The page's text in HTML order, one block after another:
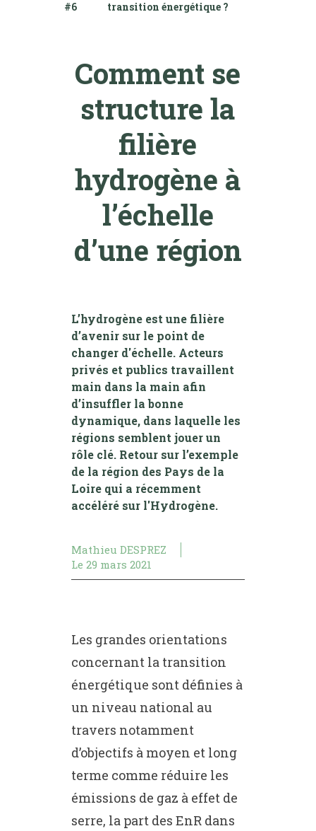
#6
transition énergétique ?
Comment se
structure la
filière
hydrogène à
l’échelle
d’une région
L’hydrogène est une filière
d’avenir sur le point de
changer d'échelle. Acteurs
privés et publics travaillent
main dans la main afin
d’insuffler la bonne
dynamique, dans laquelle les
régions semblent jouer un
rôle clé. Retour sur l’exemple
de la région des Pays de la
Loire qui a récemment
accéléré sur l'Hydrogène.
Mathieu DESPREZ
Le 29 mars 2021
Les grandes orientations
concernant la transition
énergétique sont définies à
un niveau national au
travers notamment
d’objectifs à moyen et long
terme comme réduire les
émissions de gaz à effet de
serre, la part des EnR dans